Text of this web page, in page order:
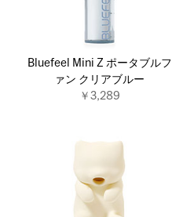
Bluefeel Mini Z ポータブルフ
ァン クリアブルー
￥3,289